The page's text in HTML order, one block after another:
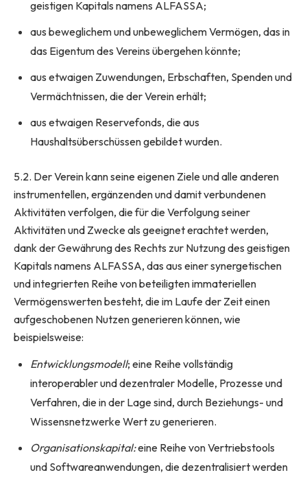
geistigen Kapitals namens ALFASSA;
aus beweglichem und unbeweglichem Vermögen, das in
das Eigentum des Vereins übergehen könnte;
aus etwaigen Zuwendungen, Erbschaften, Spenden und
Vermächtnissen, die der Verein erhält;
aus etwaigen Reservefonds, die aus
Haushaltsüberschüssen gebildet wurden.
5.2. Der Verein kann seine eigenen Ziele und alle anderen
instrumentellen, ergänzenden und damit verbundenen
Aktivitäten verfolgen, die für die Verfolgung seiner
Aktivitäten und Zwecke als geeignet erachtet werden,
dank der Gewährung des Rechts zur Nutzung des geistigen
Kapitals namens ALFASSA, das aus einer synergetischen
und integrierten Reihe von beteiligten immateriellen
Vermögenswerten besteht, die im Laufe der Zeit einen
aufgeschobenen Nutzen generieren können, wie
beispielsweise:
Entwicklungsmodell; eine Reihe vollständig
interoperabler und dezentraler Modelle, Prozesse und
Verfahren, die in der Lage sind, durch Beziehungs- und
Wissensnetzwerke Wert zu generieren.
Organisationskapital:eine Reihe von Vertriebstools
und Softwareanwendungen, die dezentralisiert werden